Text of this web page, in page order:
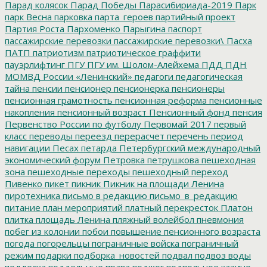
Парад колясок Парад Победы Парасибириада-2019 Парк
парк Весна парковка парта_героев партийный проект
Партия Роста Пархоменко Парыгина паспорт
пассажирские перевозки пассажирские перевозки\ Пасха
ПАТП патриотизм патриотическое граффити
пауэрлифтинг ПГУПГУ им. Шолом-Алейхема ПДД ПДН
МОМВД России «Ленинский» педагоги педагогическая
тайна пенсии пенсионер пенсионерка пенсионеры
пенсионная грамотность пенсионная реформа пенсионные
накопления пенсионный возраст Пенсионный фонд пенсия
Первенство России по футболу Первомай 2017 первый
класс переводы переезд перерасчет перечень период
навигации Песах петарда Петербургский международный
экономический форум Петровка петрушкова пешеходная
зона пешеходные переходы пешеходный переход
Пивенко пикет пикник Пикник на площади Ленина
пиротехника письмо в редакцию письмо_в_редакцию
питание план мероприятий платный перекресток Платон
плитка площадь Ленина пляжный волейбол пневмония
побег из колонии побои повышение пенсионного возраста
погода погорельцы пограничные войска пограничный
режим подарки подборка_новостей подвал подвоз воды